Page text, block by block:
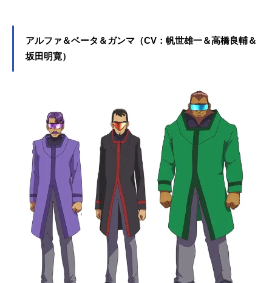
／キュアサマー役など、人気作品の
キャラクターを多く演じています。
アルファ＆ベータ＆ガンマ（CV：帆世雄一＆高橋良輔＆
坂田明寛）